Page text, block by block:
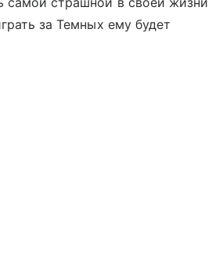
за Темных ему будет